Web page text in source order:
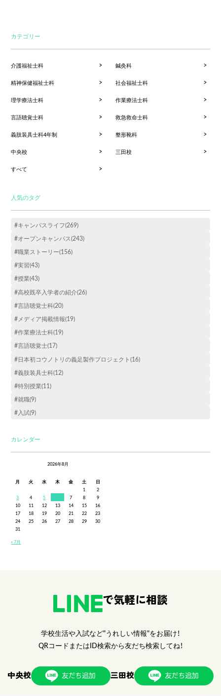
カテゴリー
介護福祉士科 鍼灸科
精神保健福祉士科 社会福祉士科
理学療法士科 作業療法士科
言語聴覚士科 救急救命士科
義肢装具士科4年制 整形靴科
中央校 三田校
すべて
人気のタグ
#キャンパスライフ(269)
#オープンキャンパス(243)
#職業ストーリー(156)
#実習(43)
#授業(43)
#高校既卒入学者の紹介(26)
#言語聴覚士科(20)
#メディア掲載情報(19)
#作業療法士科(19)
#言語聴覚士(17)
#日本初コウノトリの義足製作プロジェクト(16)
#義肢装具士科(12)
#特別授業(11)
#就職(9)
#入試(9)
カレンダー
2026年8月
月 火 水 木 金 土
日
1
2
3
4 5 7 8
9
10
11 12 13 14 15
16
17
18 19 20 21 22
23
24
25 26 27 28 29
30
31
« 7月
で気軽に相談
学校生活や入試など"うれしい情報"をお届け！
QRコードまたはID検索から友だち検索してね！
中央校 三田校